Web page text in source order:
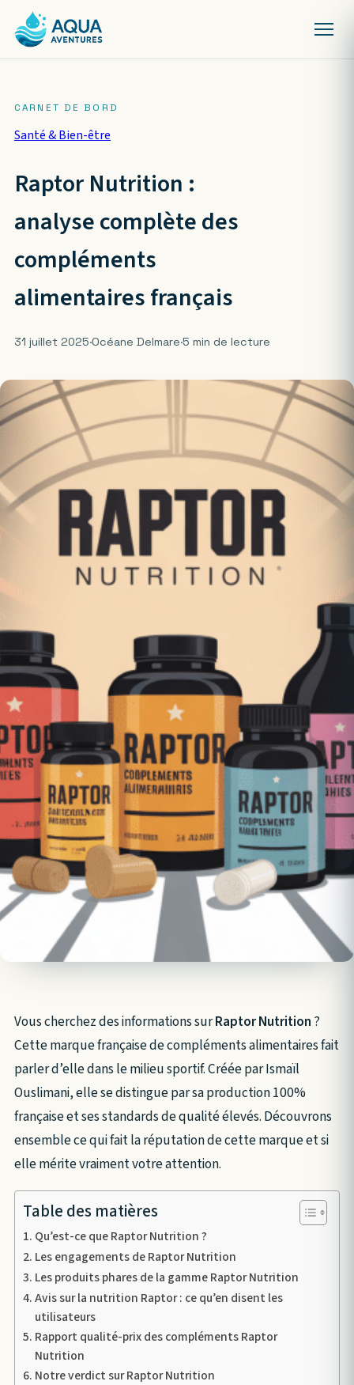
Santé & Bien-être
Raptor Nutrition :
analyse complète des
compléments
alimentaires français
31 juillet 2025·Océane Delmare·5 min de lecture
Vous cherchez des informations surRaptor Nutrition ?
Cette marque française de compléments alimentaires fait
parler d’elle dans le milieu sportif. Créée par Ismaïl
Ouslimani, elle se distingue par sa production 100%
française et ses standards de qualité élevés. Découvrons
ensemble ce qui fait la réputation de cette marque et si
elle mérite vraiment votre attention.
Table des matières
Qu’est-ce que Raptor Nutrition ?
Les engagements de Raptor Nutrition
Les produits phares de la gamme Raptor Nutrition
Avis sur la nutrition Raptor : ce qu’en disent les
utilisateurs
Rapport qualité-prix des compléments Raptor
Nutrition
Notre verdict sur Raptor Nutrition